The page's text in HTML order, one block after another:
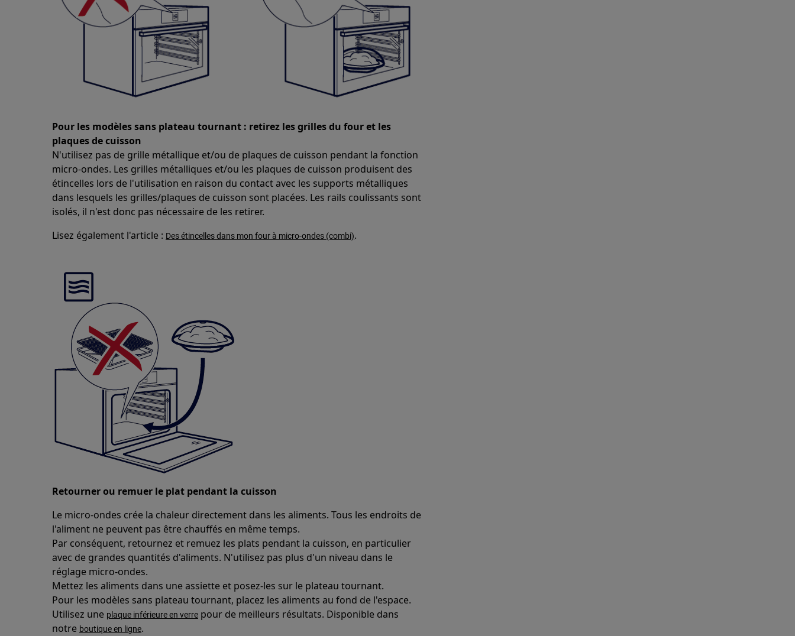
Pour les modèles sans plateau tournant : retirez les grilles du four et les
plaques de cuisson
N'utilisez pas de grille métallique et/ou de plaques de cuisson pendant la fonction
micro-ondes. Les grilles métalliques et/ou les plaques de cuisson produisent des
étincelles lors de l'utilisation en raison du contact avec les supports métalliques
dans lesquels les grilles/plaques de cuisson sont placées. Les rails coulissants sont
isolés, il n'est donc pas nécessaire de les retirer.
Lisez également l'article : Des étincelles dans mon four à micro-ondes (combi).
Retourner ou remuer le plat pendant la cuisson
Le micro-ondes crée la chaleur directement dans les aliments. Tous les endroits de
l'aliment ne peuvent pas être chauffés en même temps.
Par conséquent, retournez et remuez les plats pendant la cuisson, en particulier
avec de grandes quantités d'aliments. N'utilisez pas plus d'un niveau dans le
réglage micro-ondes.
Mettez les aliments dans une assiette et posez-les sur le plateau tournant.
Pour les modèles sans plateau tournant, placez les aliments au fond de l'espace.
Utilisez une plaque inférieure en verre pour de meilleurs résultats. Disponible dans
notre boutique en ligne.